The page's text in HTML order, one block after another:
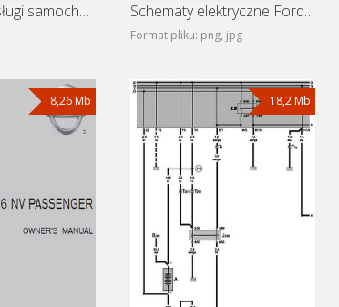
Instrukcja obsługi samochodu Ford Transit III (Ford Transit Schematy elektryczne Ford Transit I (Ford Transit MK1)
Format pliku: png, jpg
8,26 Mb 18,2 Mb